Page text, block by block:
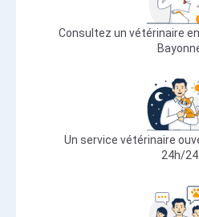
Consultez un vétérinaire
Un service vétérinaire
24h/24